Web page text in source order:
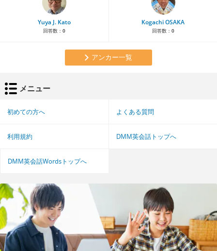
Yuya J. Kato
回答数： 0
Kogachi OSAKA
回答数： 0
アンカー一覧
メニュー
初めての方へ よくある質問
利用規約 DMM英会話トップへ
DMM英会話Wordsトップへ